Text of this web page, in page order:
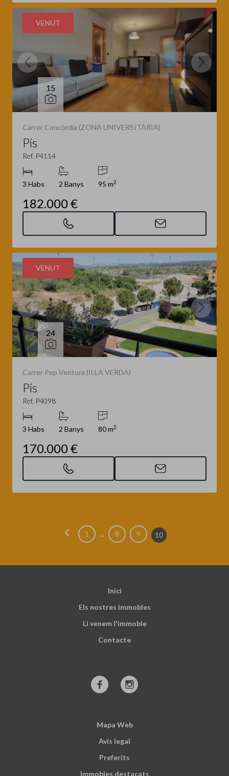
VENUT
15
Carrer Concòrdia (ZONA UNIVERSITÀRIA)
Pis
Ref. P4114
3 Habs 2 Banys 95 m2
182.000 €
VENUT
24
Carrer Pep Ventura (ILLA VERDA)
Pis
Ref. P4098
3 Habs 2 Banys 80 m2
170.000 €
chevron_left 1 ... 8 9 10
Inici
Els nostres immobles
Li venem l'immoble
Contacte
Mapa Web
Avís legal
Preferits
Immobles destacats